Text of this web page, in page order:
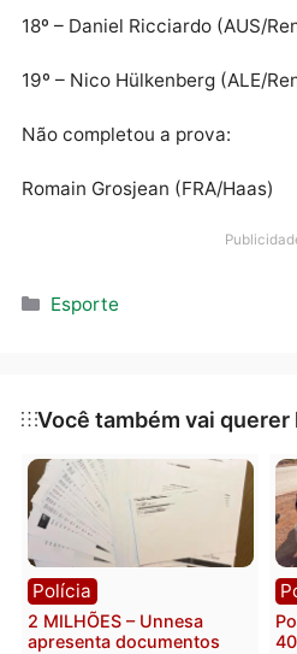
1min04s599
12º – Daniil Kvyat (RUS/
14º – Lance Stroll (CAN/
16º – Robert Kubica (POL/
17º – Carlos Sainz Jr.
18º – Daniel Ricciardo
19º – Nico Hülkenberg